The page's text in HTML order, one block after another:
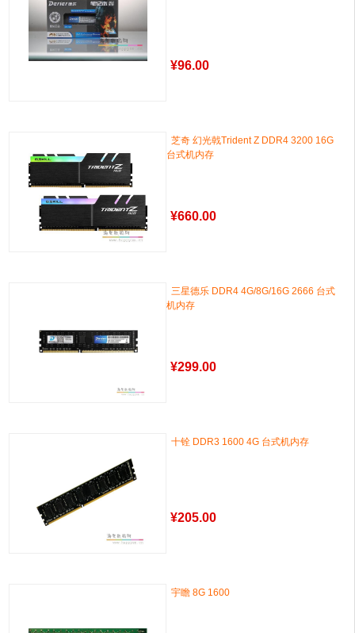
¥96.00
芝奇 幻光戟Trident Z DDR4 3200 16G
台式机内存
¥660.00
三星德乐 DDR4 4G/8G/16G 2666 台式
机内存
¥299.00
十铨 DDR3 1600 4G 台式机内存
¥205.00
宇瞻 8G 1600